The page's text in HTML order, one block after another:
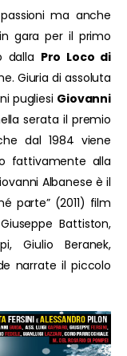
ma anche
gara per il primo
dalla Pro Loco di
Giuria di assoluta
pugliesi Giovanni
serata il premio
dal 1984 viene
fattivamente alla
Albanese è il
parte” (2011) film
Battiston,
Giulio Beranek,
narrate il piccolo